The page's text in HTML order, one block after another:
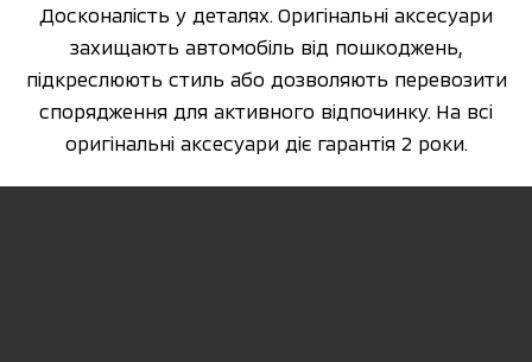
Досконалість у деталях. Оригінальні аксесуари
захищають автомобіль від пошкоджень,
підкреслюють стиль або дозволяють перевозити
спорядження для активного відпочинку. На всі
оригінальні аксесуари діє гарантія 2 роки.​​​​​​​​​​​​​​​​​​​​​​​​​​​​​​​​​​​